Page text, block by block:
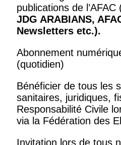
publications de l’AFAC
JDG ARABIANS,
Newsletters etc.).
Abonnement
(quotidien)
Bénéficier de tous les
sanitaires, juridiques,
Responsabilité Civile
via la Fédération des
Invitation lors de tous